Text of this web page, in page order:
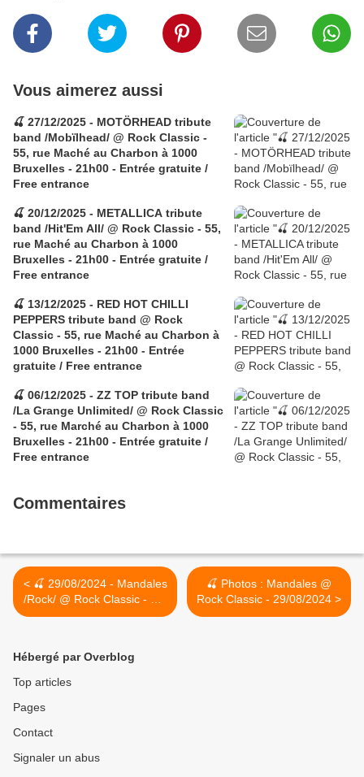
Vous aimerez aussi
🍒 27/12/2025 - MOTÖRHEAD tribute
band /Mobïlhead/ @ Rock Classic -
55, rue Maché au Charbon à 1000
Bruxelles - 21h00 - Entrée gratuite /
Free entrance
🍒 20/12/2025 - METALLICA tribute
band /Hit'Em All/ @ Rock Classic - 55,
rue Maché au Charbon à 1000
Bruxelles - 21h00 - Entrée gratuite /
Free entrance
🍒 13/12/2025 - RED HOT CHILLI
PEPPERS tribute band @ Rock
Classic - 55, rue Maché au Charbon à
1000 Bruxelles - 21h00 - Entrée
gratuite / Free entrance
🍒 06/12/2025 - ZZ TOP tribute band
/La Grange Unlimited/ @ Rock Classic
- 55, rue Marché au Charbon à 1000
Bruxelles - 21h00 - Entrée gratuite /
Free entrance
Commentaires
< 🍒 29/08/2024 - Mandales
/Rock/ @ Rock Classic - 55,
rue Maché au Charbon à
entrance
🍒 Photos : Mandales @
Rock Classic - 29/08/2024 >
Hébergé par Overblog
Top articles
Pages
Contact
Signaler un abus